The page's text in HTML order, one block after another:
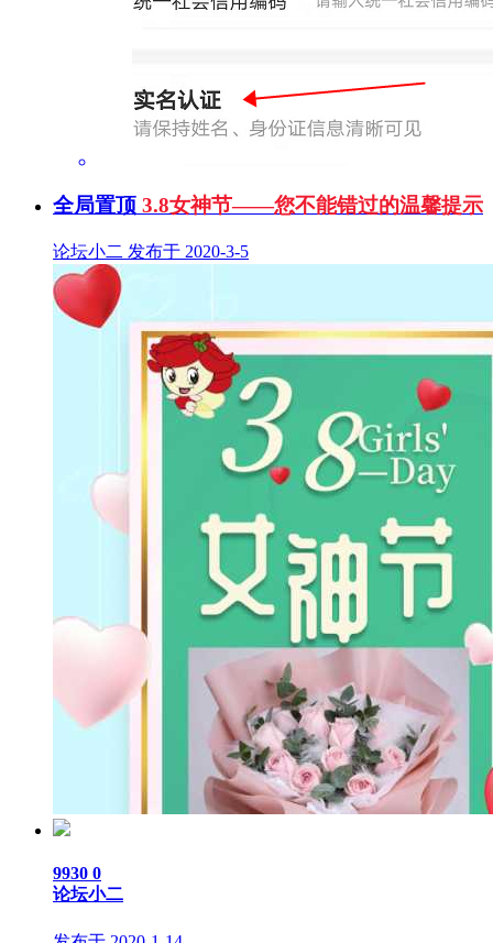
全局置顶 3.8女神节——您不能错过的温馨提示
论坛小二 发布于 2020-3-5
9930 0
论坛小二